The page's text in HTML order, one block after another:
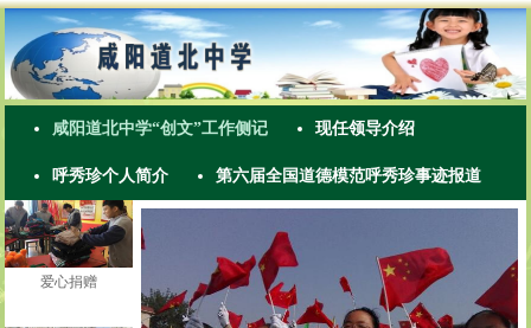
咸阳道北中学“创文”工作侧记 现任领导介绍
呼秀珍个人简介 第六届全国道德模范呼秀珍事迹报道
赛祭扫英烈
爱心捐赠